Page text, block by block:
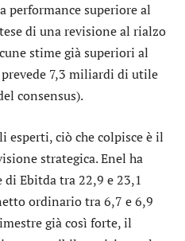
performance superiore al
di una revisione al rialzo
stime già superiori al
prevede 7,3 miliardi di utile
consensus).
esperti, ciò che colpisce è il
strategica. Enel ha
Ebitda tra 22,9 e 23,1
ordinario tra 6,7 e 6,9
già così forte, il